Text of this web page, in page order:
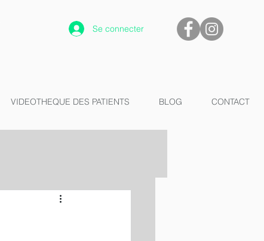
Se connecter
VIDEOTHEQUE DES PATIENTS BLOG CONTACT